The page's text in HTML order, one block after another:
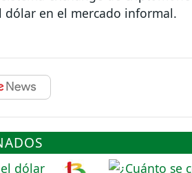
dólar en el mercado informal.